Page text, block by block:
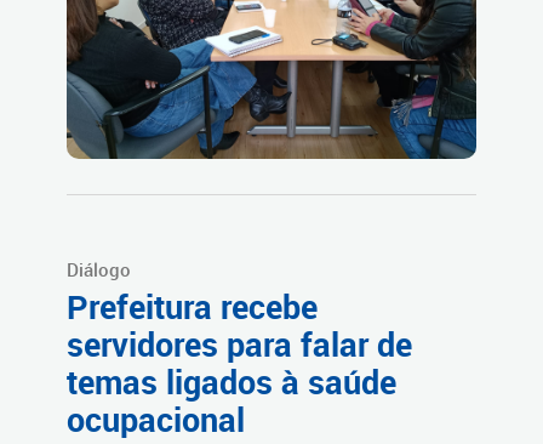
Diálogo
Prefeitura recebe
servidores para falar de
temas ligados à saúde
ocupacional